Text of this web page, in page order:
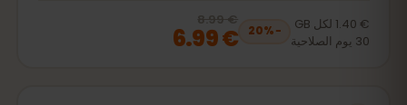
€ 1.40 لكل GB
30 يوم الصلاحية
−
20%
20% off, was
€ 6.99 € 8.99
€ 6.99